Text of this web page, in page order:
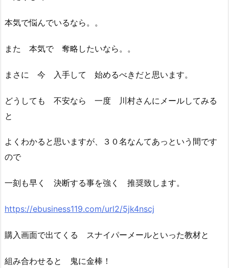
本気で悩んでいるなら。。
また 本気で 奪略したいなら。。
まさに 今 入手して 始めるべきだと思います。
どうしても 不安なら 一度 川村さんにメールしてみる
と
よくわかると思いますが、３０名なんてあっという間です
ので
一刻も早く 決断する事を強く 推奨致します。
https://ebusiness119.com/url2/5jk4nscj
購入画面で出てくる スナイパーメールといった教材と
組み合わせると 鬼に金棒！